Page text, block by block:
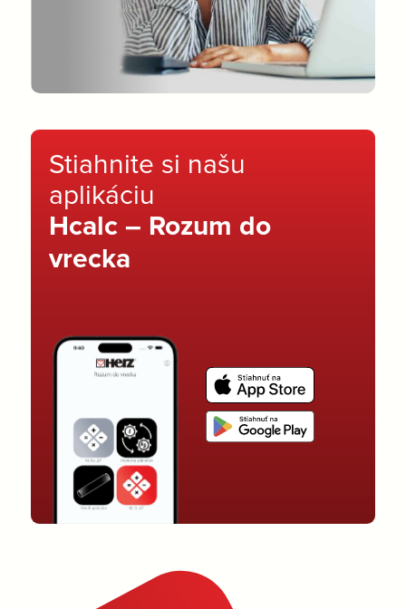
Stiahnite si našu
aplikáciu
Hcalc – Rozum do
vrecka